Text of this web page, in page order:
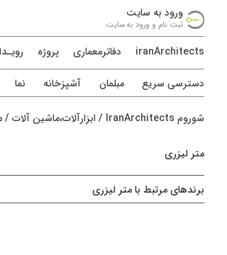
ورود به سايت
ثبت نام و ورود به سايت
iranArchitects دفاترمعماری پروژه
دسترسی سريع مبلمان آشپزخانه نما
شوروم IranArchitects /ابزارآلات،ماشین آلات /
متر لیزری
برندهای مرتبط با متر لیزری